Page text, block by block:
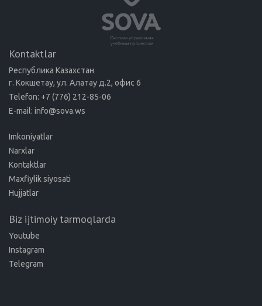
Kontaktlar
Республика Казахстан
г. Кокшетау, ул. Алатау д.2, офис 6
Telefon: +7 (776) 212-85-06
E-mail: info@sova.ws
Imkoniyatlar
Narxlar
Kontaktlar
Maxfiylik siyosati
Hujjatlar
Biz ijtimoiy tarmoqlarda
Youtube
Instagram
Telegram